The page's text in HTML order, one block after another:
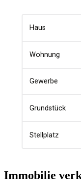
Immobilie